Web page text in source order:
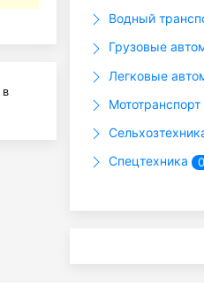
в
Водный
Грузовые
Легковые
Мототранспорт
Спецтехника 0